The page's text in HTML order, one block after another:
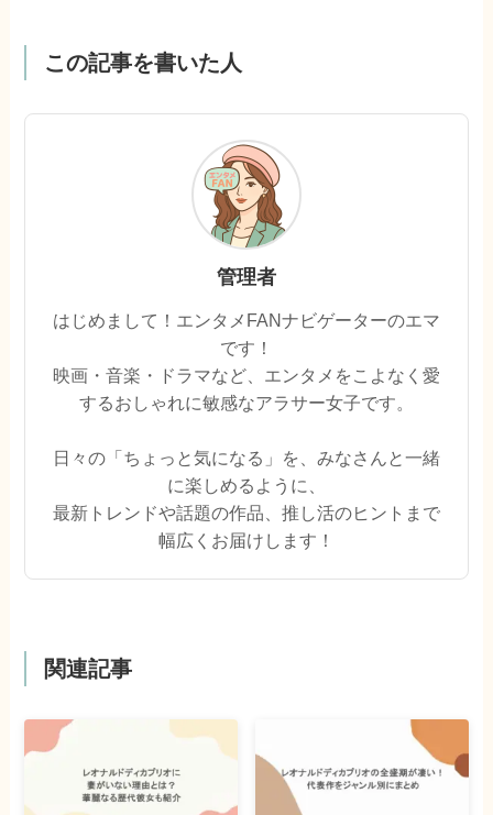
この記事を書いた人
管理者
はじめまして！エンタメFANナビゲーターのエマ
です！
映画・音楽・ドラマなど、エンタメをこよなく愛
するおしゃれに敏感なアラサー女子です。
日々の「ちょっと気になる」を、みなさんと一緒
に楽しめるように、
最新トレンドや話題の作品、推し活のヒントまで
幅広くお届けします！
関連記事